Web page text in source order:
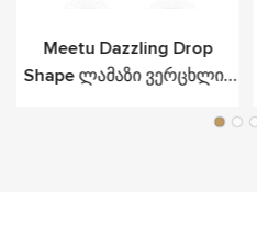
Meetu Dazzling Drop
Shape Ლამაზი Ვერცხლის